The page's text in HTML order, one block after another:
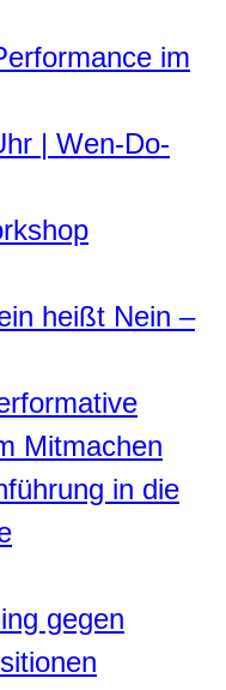
im
| Wen-Do-
heißt Nein –
Mitmachen
in die
gegen